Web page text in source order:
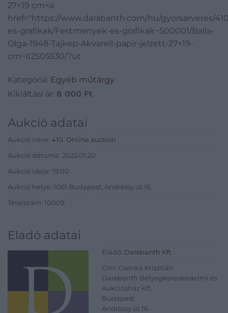
27×19 cm<a
href="https://www.darabanth.com/hu/gyorsarveres/
es-grafikak/Festmenyek-es-grafikak~500001/Balla-
Olga-1948-Tajkep-Akvarell-papir-jelzett-27×19-
cm~II2505530/?ut
Kategória: Egyéb műtárgy
Kikiáltási ár: 8 000 Ft
Aukció adatai
Aukció neve: 410. Online auction
Aukció dátuma: 2022.01.20
Aukció ideje: 19:00
Aukció helye: 1061 Budapest, Andrássy út 16.
Tételszám: 10009
Eladó adatai
Eladó: Darabanth Kft
Cím: Csonka Krisztián
Darabanth Bélyegkereskedelmi és
Aukciósház Kft.
Budapest
Andrássy út 16.